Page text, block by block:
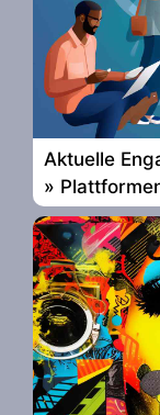
Aktuelle
»